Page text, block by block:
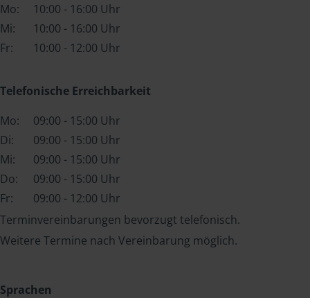
Mo:
10:00 - 16:00 Uhr
Mi:
10:00 - 16:00 Uhr
Fr:
10:00 - 12:00 Uhr
Telefonische Erreichbarkeit
Mo:
09:00 - 15:00 Uhr
Di:
09:00 - 15:00 Uhr
Mi:
09:00 - 15:00 Uhr
Do:
09:00 - 15:00 Uhr
Fr:
09:00 - 12:00 Uhr
Terminvereinbarungen bevorzugt telefonisch.
Weitere Termine nach Vereinbarung möglich.
Sprachen